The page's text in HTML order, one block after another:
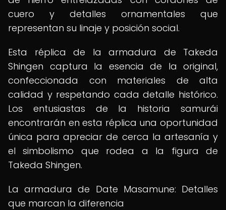
cuero y detalles ornamentales que
representan su linaje y posición social.
Esta réplica de la armadura de Takeda
Shingen captura la esencia de la original,
confeccionada con materiales de alta
calidad y respetando cada detalle histórico.
Los entusiastas de la historia samurái
encontrarán en esta réplica una oportunidad
única para apreciar de cerca la artesanía y
el simbolismo que rodea a la figura de
Takeda Shingen.
La armadura de Date Masamune: Detalles
que marcan la diferencia